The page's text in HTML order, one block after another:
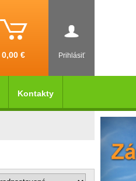
Prihlásiť
0,00 €
Kontakty